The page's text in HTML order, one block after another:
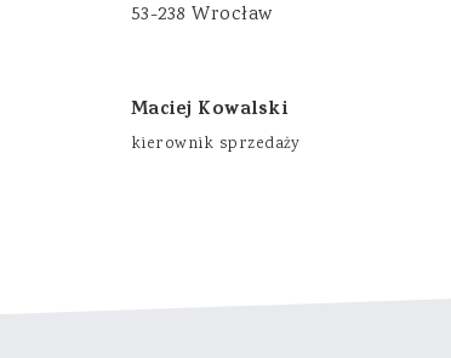
53-238 Wrocław
Maciej Kowalski
kierownik sprzedaży